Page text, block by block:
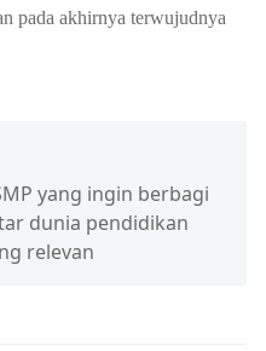
pada akhirnya terwujudnya
yang ingin berbagi
dunia pendidikan
relevan